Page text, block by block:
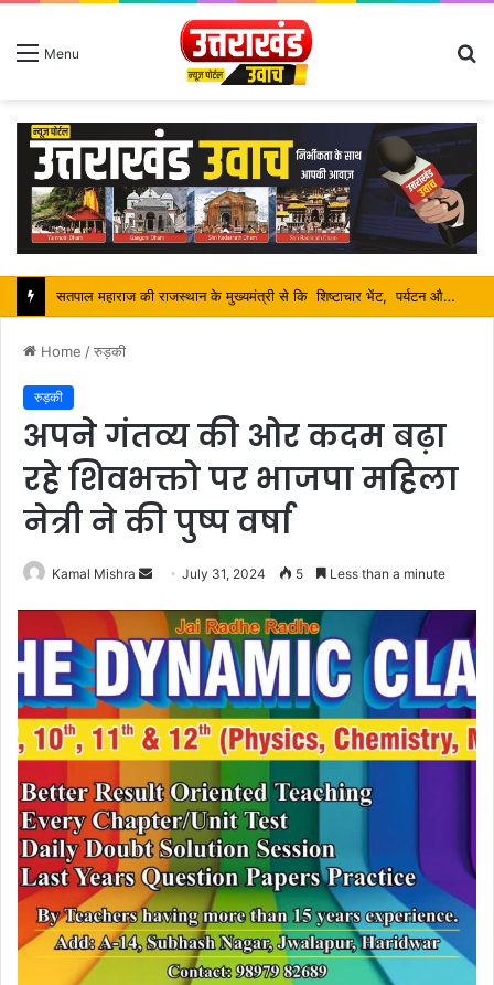
Menu
श्रावण मास में शिव भक्तों की निस्वार्थ सेवा करना ही सच्ची शिव आराधना है-महंत बिष्णु दास
Home /रुड़की
रुड़की
अपने गंतव्य की ओर कदम बढ़ा
रहे शिवभक्तो पर भाजपा महिला
नेत्री ने की पुष्प वर्षा
Kamal Mishra
Send
email
July 31, 2024 5 Less than a minute